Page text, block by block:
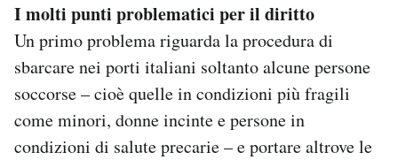
I molti punti problematici per il diritto
Un primo problema riguarda la procedura di
sbarcare nei porti italiani soltanto alcune persone
soccorse – cioè quelle in condizioni più fragili
come minori, donne incinte e persone in
condizioni di salute precarie – e portare altrove le